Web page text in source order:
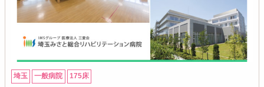
埼玉 一般病院 175床